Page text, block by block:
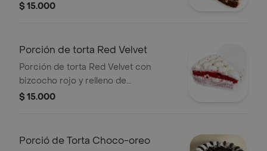
$ 15.000
Porción de torta Red Velvet
Porción de torta Red Velvet con
bizcocho rojo y relleno de
mascarpone de queso. Decorado con
$ 15.000
Porció de Torta Choco-oreo